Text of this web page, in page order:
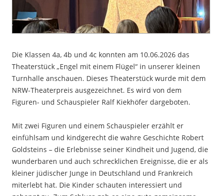
Die Klassen 4a, 4b und 4c konnten am 10.06.2026 das
Theaterstück „Engel mit einem Flügel“ in unserer kleinen
Turnhalle anschauen. Dieses Theaterstück wurde mit dem
NRW-Theaterpreis ausgezeichnet. Es wird von dem
Figuren- und Schauspieler Ralf Kiekhöfer dargeboten.
Mit zwei Figuren und einem Schauspieler erzählt er
einfühlsam und kindgerecht die wahre Geschichte Robert
Goldsteins – die Erlebnisse seiner Kindheit und Jugend, die
wunderbaren und auch schrecklichen Ereignisse, die er als
kleiner jüdischer Junge in Deutschland und Frankreich
miterlebt hat. Die Kinder schauten interessiert und